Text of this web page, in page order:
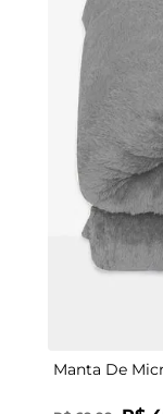
Manta De